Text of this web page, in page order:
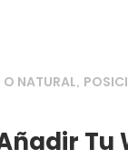
NATURAL,
Tu